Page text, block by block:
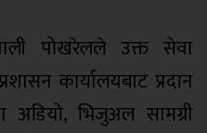
पोखरेलले उक्त सेवा
कार्यालयबाट प्रदान
भिजुअल सामग्री